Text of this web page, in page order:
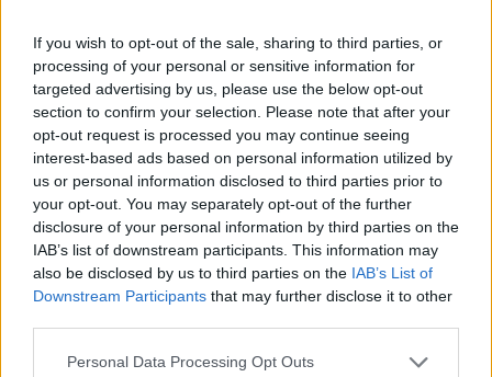
If you wish to opt-out of the sale, sharing to third parties, or
processing of your personal or sensitive information for
targeted advertising by us, please use the below opt-out
section to confirm your selection. Please note that after your
opt-out request is processed you may continue seeing
interest-based ads based on personal information utilized by
us or personal information disclosed to third parties prior to
your opt-out. You may separately opt-out of the further
disclosure of your personal information by third parties on the
IAB’s list of downstream participants. This information may
also be disclosed by us to third parties on the IAB’s List of
Downstream Participants that may further disclose it to other
Personal Data Processing Opt Outs